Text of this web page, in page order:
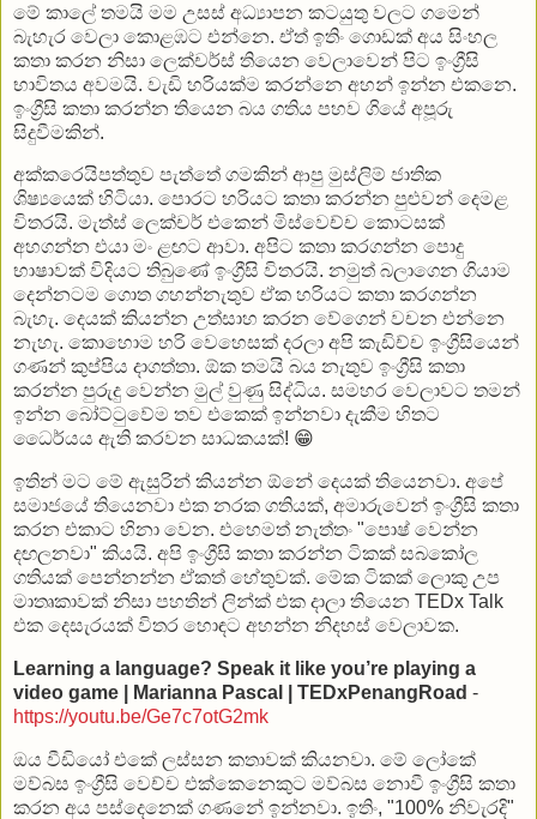
මේ කාලේ තමයි මම උසස් අධ්‍යාපන කටයුතු වලට ගමෙන්
බැහැර වෙලා කොළඹට එන්නෙ. ඒත් ඉතිං ගොඩක් අය සිංහල
කතා කරන නිසා ලෙක්චර්ස් තියෙන වෙලාවෙන් පිට ඉංග්‍රීසි
භාවිතය අවමයි. වැඩි හරියක්ම කරන්නෙ අහන් ඉන්න එකනෙ.
ඉංග්‍රීසි කතා කරන්න තියෙන බය ගතිය පහව ගියේ අපූරු
සිදුවීමකින්.
අක්කරෙයිපත්තුව පැත්තේ ගමකින් ආපු මුස්ලිම් ජාතික
ශිෂ්‍යයෙක් හිටියා. පොරට හරියට කතා කරන්න පුළුවන් දෙමළ
විතරයි. මැත්ස් ලෙක්චර් එකෙන් මිස්වෙච්ච කොටසක්
අහගන්න එයා මං ළඟට ආවා. අපිට කතා කරගන්න පොදු
භාෂාවක් විදියට තිබුණේ ඉංග්‍රීසි විතරයි. නමුත් බලාගෙන ගියාම
දෙන්නටම ගොත ගහන්නැතුව ඒක හරියට කතා කරගන්න
බැහැ. දෙයක් කියන්න උත්සාහ කරන වේගෙන් වචන එන්නෙ
නැහැ. කොහොම හරි වෙහෙසක් දරලා අපි කැඩිච්ච ඉංග්‍රීසියෙන්
ගණන් කුප්පිය දාගත්තා. ඕක තමයි බය නැතුව ඉංග්‍රීසි කතා
කරන්න පුරුදු වෙන්න මුල් වුණු සිද්ධිය. සමහර වෙලාවට තමන්
ඉන්න බෝට්ටුවේම තව එකෙක් ඉන්නවා දැකීම හිතට
ධෛර්යය ඇති කරවන සාධකයක්! 😁
ඉතින් මට මේ ඇසුරින් කියන්න ඕනේ දෙයක් තියෙනවා. අපේ
සමාජයේ තියෙනවා එක නරක ගතියක්, අමාරුවෙන් ඉංග්‍රීසි කතා
කරන එකාට හිනා වෙන. එහෙමත් නැත්තං "පොෂ් වෙන්න
දඟලනවා" කියයි. අපි ඉංග්‍රීසි කතා කරන්න ටිකක් සබකෝල
ගතියක් පෙන්නන්න ඒකත් හේතුවක්. මේක ටිකක් ලොකු උප
මාතෘකාවක් නිසා පහතින් ලින්ක් එක දාලා තියෙන TEDx Talk
එක දෙසැරයක් විතර හොඳට අහන්න නිදහස් වෙලාවක.
Learning a language? Speak it like you’re playing a
video game | Marianna Pascal | TEDxPenangRoad -
https://youtu.be/Ge7c7otG2mk
ඔය වීඩියෝ එකේ ලස්සන කතාවක් කියනවා. මේ ලෝකේ
මව්බස ඉංග්‍රීසි වෙච්ච එක්කෙනෙකුට මව්බස නොවී ඉංග්‍රීසි කතා
කරන අය පස්දෙනෙක් ගණනේ ඉන්නවා. ඉතිං, "100% නිවැරදි"